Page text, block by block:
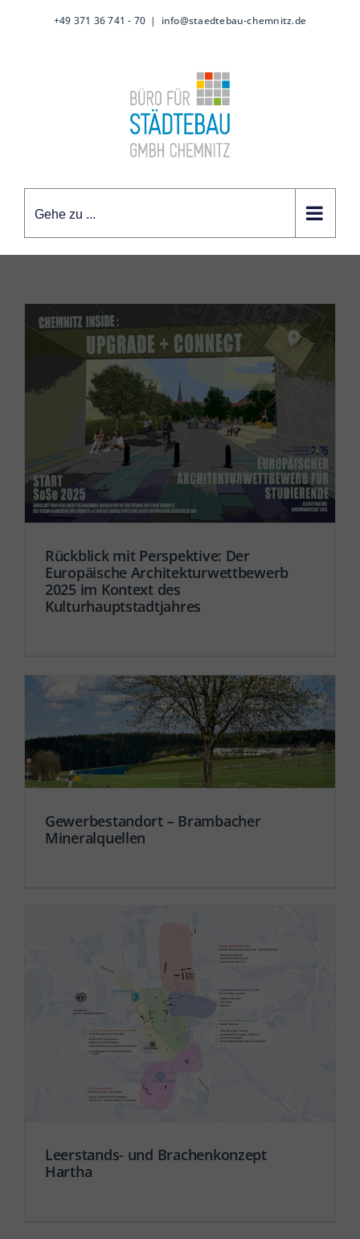
+49 371 36 741 - 70 | info@staedtebau-chemnitz.de
Gehe zu ...
Rückblick mit Perspektive: Der
Europäische Architekturwettbewerb
2025 im Kontext des
Kulturhauptstadtjahres
Gewerbestandort – Brambacher
Mineralquellen
Leerstands- und Brachenkonzept
Hartha